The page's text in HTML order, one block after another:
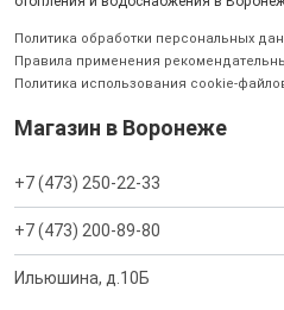
Политика обработки персональных
Правила применения
Политика использования cookie-
Магазин в Воронеже
+7 (473) 250-22-33
+7 (473) 200-89-80
Ильюшина, д.10Б